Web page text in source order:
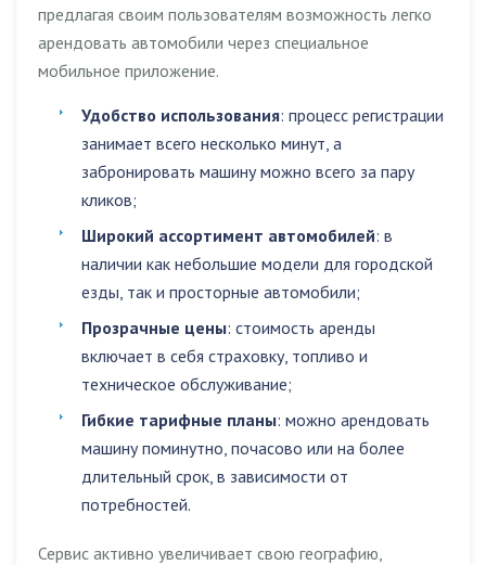
предлагая своим пользователям возможность легко
арендовать автомобили через специальное
мобильное приложение.
Удобство использования: процесс регистрации
занимает всего несколько минут, а
забронировать машину можно всего за пару
кликов;
Широкий ассортимент автомобилей: в
наличии как небольшие модели для городской
езды, так и просторные автомобили;
Прозрачные цены: стоимость аренды
включает в себя страховку, топливо и
техническое обслуживание;
Гибкие тарифные планы: можно арендовать
машину поминутно, почасово или на более
длительный срок, в зависимости от
потребностей.
Сервис активно увеличивает свою географию,